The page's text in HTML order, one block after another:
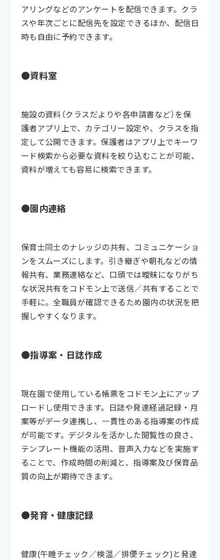
アリングなどのアンケートを配信できます。クラ
スや年次ごとに配信先を設定できるほか、配信日
時も自由に予約できます。
●資料室
施設の資料（クラスだよりや各申請書など）を保
護者アプリ上で、カテゴリー設定や、クラスを指
定して公開できます。保護者はアプリ上でキーワ
ード検索から必要な資料を絞り込むことが可能、
資料が増えても容易に検索できます。
●園内連絡
保育士同士のナレッジの共有、コミュニケーショ
ンをスムーズにします。引き継ぎや朝礼などの情
報共有、業務連絡など、口頭では曖昧になりがち
な状況共有をコドモン上で送信／共有することで
手軽に。全職員が確認できるため園内の状況を把
握しやすくなります。
●指導案・日誌作成
現在園で使用している帳票をコドモン上にアップ
ロードし使用できます。日誌や発達経過記録・月
案等がデータ連携し、一貫性のある指導案の作成
が可能です。デジタルを活かした閲覧性の良さ、
テンプレート機能の活用、音声入力などを実施す
ることで、作成時間の削減と、指導案及び保育品
質の向上が期待できます。
●発育・健康記録
健康(午睡チェック／検温／排便チェック)と発達